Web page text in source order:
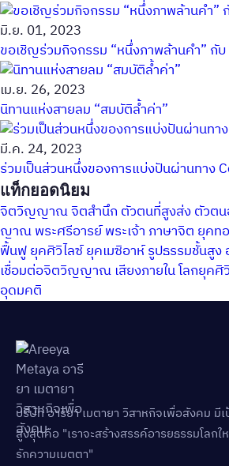
มิ.ย. 01, 2023
ขอเชิญร่วมกิจกรรม “หนึ่งภาพล้านคำ” กับ
เม.ย. 26, 2023
นิทานแห่งสายลม “สมบัติล้ำค่า”
มี.ค. 24, 2023
ร่วมเป็นส่วนหนึ่งของการแบ่งปันผ่านทาง
แท็กยอดนิยม
จิตวิญญาณจิตสำนึก ตัวตนที่สูงส่งตัวต
ญาณพระศรีอารย์พระเจ้า ภาษาจิต ยุคท
ฟื้นฟูยุคศิวิไลซ์ยุคเมซิอาห์รูปธรรมชั้นสูง
เชื่อมต่อจิตวิญญาณ เสียงภายในโลกยุคศิ
อุดมคติ
บริษัท อารียา เมตายา วิสาหกิจเพื่อสังคม มี
สูงสุดคือ "เราจะสร้างสรรค์อารยธรรมโลก
รักความเมตตา"